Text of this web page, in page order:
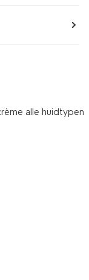
alle huidtypen